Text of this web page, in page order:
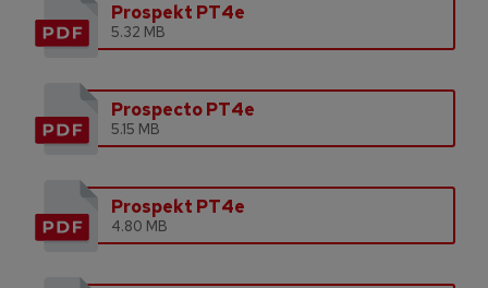
Prospekt PT4e
5.32 MB
Prospecto PT4e
5.15 MB
Prospekt PT4e
4.80 MB